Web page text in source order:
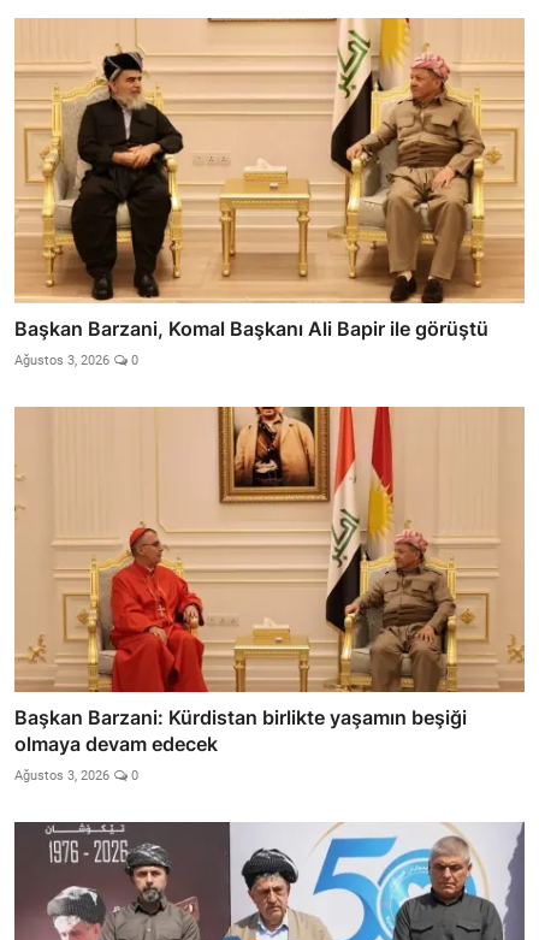
Başkan Barzani, Komal Başkanı Ali Bapir ile görüştü
Ağustos 3, 2026 0
Başkan Barzani: Kürdistan birlikte yaşamın beşiği
olmaya devam edecek
Ağustos 3, 2026 0